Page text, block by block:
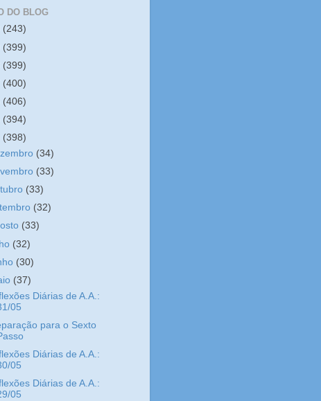
DO BLOG
(243)
(399)
(399)
(400)
(406)
(394)
(398)
(34)
(33)
(33)
(32)
(33)
(32)
(30)
(37)
Diárias de A.A.:
05
para o Sexto
Diárias de A.A.:
05
Diárias de A.A.:
05